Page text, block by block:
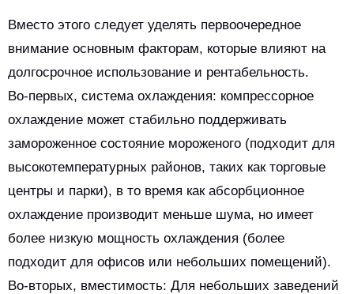
Вместо этого следует уделять первоочередное
внимание основным факторам, которые влияют на
долгосрочное использование и рентабельность.
Во-первых, система охлаждения: компрессорное
охлаждение может стабильно поддерживать
замороженное состояние мороженого (подходит для
высокотемпературных районов, таких как торговые
центры и парки), в то время как абсорбционное
охлаждение производит меньше шума, но имеет
более низкую мощность охлаждения (более
подходит для офисов или небольших помещений).
Во-вторых, вместимость: Для небольших заведений